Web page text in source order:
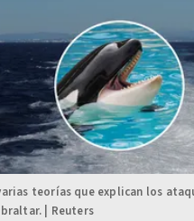
teorías que explican los
| Reuters